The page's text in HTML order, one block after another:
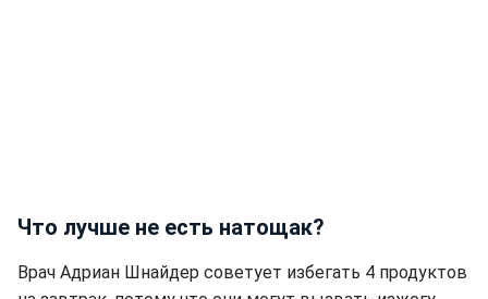
Что лучше не есть натощак?
Врач Адриан Шнайдер советует избегать 4 продуктов